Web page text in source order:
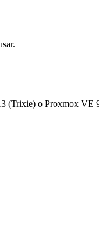
(Trixie) o Proxmox VE